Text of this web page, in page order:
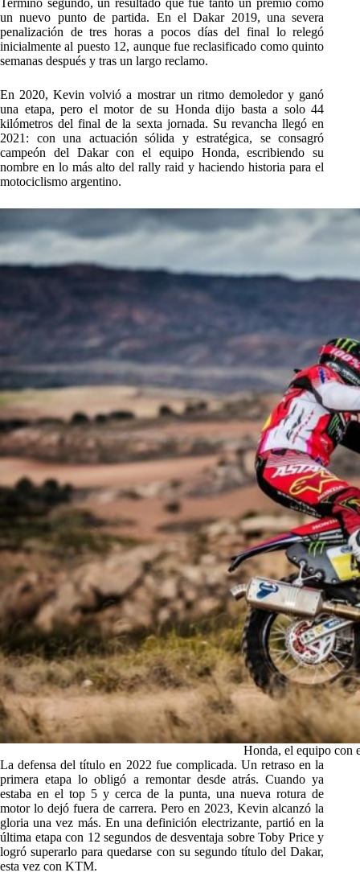
Terminó segundo, un resultado que fue tanto un premio como
un nuevo punto de partida. En el Dakar 2019, una severa
penalización de tres horas a pocos días del final lo relegó
inicialmente al puesto 12, aunque fue reclasificado como quinto
semanas después y tras un largo reclamo.
En 2020, Kevin volvió a mostrar un ritmo demoledor y ganó
una etapa, pero el motor de su Honda dijo basta a solo 44
kilómetros del final de la sexta jornada. Su revancha llegó en
2021: con una actuación sólida y estratégica, se consagró
campeón del Dakar con el equipo Honda, escribiendo su
nombre en lo más alto del rally raid y haciendo historia para el
motociclismo argentino.
Honda, el equipo con
La defensa del título en 2022 fue complicada. Un retraso en la
primera etapa lo obligó a remontar desde atrás. Cuando ya
estaba en el top 5 y cerca de la punta, una nueva rotura de
motor lo dejó fuera de carrera. Pero en 2023, Kevin alcanzó la
gloria una vez más. En una definición electrizante, partió en la
última etapa con 12 segundos de desventaja sobre Toby Price y
logró superarlo para quedarse con su segundo título del Dakar,
esta vez con KTM.